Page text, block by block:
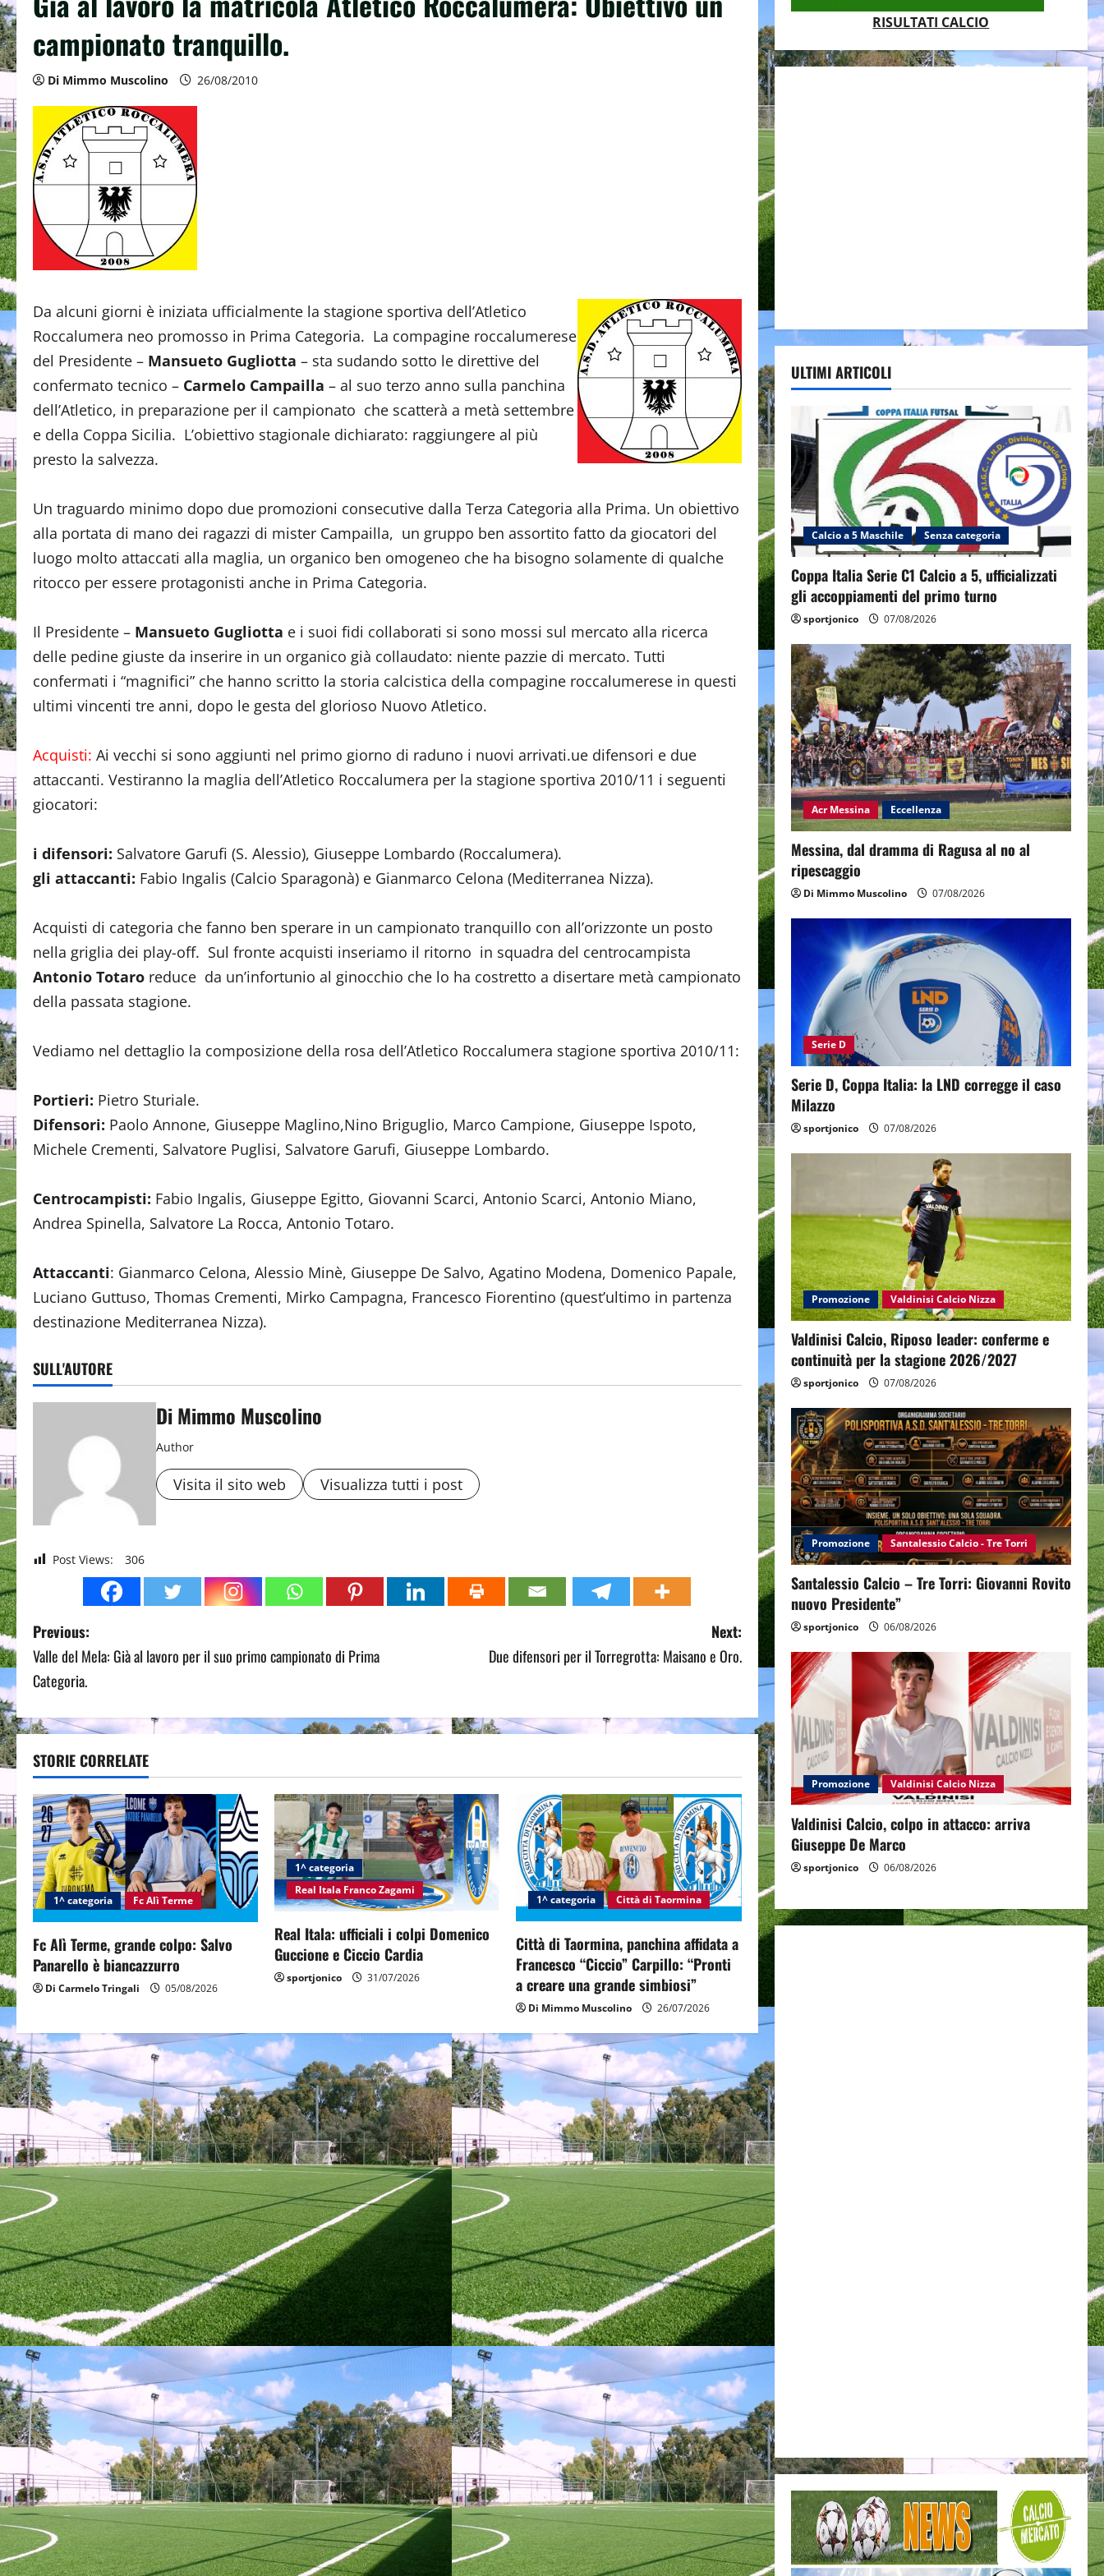
campionato tranquillo.
Di Mimmo Muscolino 26/08/2010
Da alcuni giorni è iniziata ufficialmente la stagione sportiva dell’Atletico
Roccalumera neo promosso in Prima Categoria. La compagine roccalumerese
del Presidente – Mansueto Gugliotta – sta sudando sotto le direttive del
confermato tecnico – Carmelo Campailla – al suo terzo anno sulla panchina
dell’Atletico, in preparazione per il campionato che scatterà a metà settembre
e della Coppa Sicilia. L’obiettivo stagionale dichiarato: raggiungere al più
presto la salvezza.
Un traguardo minimo dopo due promozioni consecutive dalla Terza Categoria alla Prima. Un obiettivo
alla portata di mano dei ragazzi di mister Campailla, un gruppo ben assortito fatto da giocatori del
luogo molto attaccati alla maglia, un organico ben omogeneo che ha bisogno solamente di qualche
ritocco per essere protagonisti anche in Prima Categoria.
Il Presidente – Mansueto Gugliotta e i suoi fidi collaborati si sono mossi sul mercato alla ricerca
delle pedine giuste da inserire in un organico già collaudato: niente pazzie di mercato. Tutti
confermati i “magnifici” che hanno scritto la storia calcistica della compagine roccalumerese in questi
ultimi vincenti tre anni, dopo le gesta del glorioso Nuovo Atletico.
Acquisti: Ai vecchi si sono aggiunti nel primo giorno di raduno i nuovi arrivati.ue difensori e due
attaccanti. Vestiranno la maglia dell’Atletico Roccalumera per la stagione sportiva 2010/11 i seguenti
giocatori:
i difensori: Salvatore Garufi (S. Alessio), Giuseppe Lombardo (Roccalumera).
gli attaccanti: Fabio Ingalis (Calcio Sparagonà) e Gianmarco Celona (Mediterranea Nizza).
Acquisti di categoria che fanno ben sperare in un campionato tranquillo con all’orizzonte un posto
nella griglia dei play-off. Sul fronte acquisti inseriamo il ritorno in squadra del centrocampista
Antonio Totaro reduce da un’infortunio al ginocchio che lo ha costretto a disertare metà campionato
della passata stagione.
Vediamo nel dettaglio la composizione della rosa dell’Atletico Roccalumera stagione sportiva 2010/11:
Portieri: Pietro Sturiale.
Difensori: Paolo Annone, Giuseppe Maglino,Nino Briguglio, Marco Campione, Giuseppe Ispoto,
Michele Crementi, Salvatore Puglisi, Salvatore Garufi, Giuseppe Lombardo.
Centrocampisti: Fabio Ingalis, Giuseppe Egitto, Giovanni Scarci, Antonio Scarci, Antonio Miano,
Andrea Spinella, Salvatore La Rocca, Antonio Totaro.
Attaccanti: Gianmarco Celona, Alessio Minè, Giuseppe De Salvo, Agatino Modena, Domenico Papale,
Luciano Guttuso, Thomas Crementi, Mirko Campagna, Francesco Fiorentino (quest’ultimo in partenza
destinazione Mediterranea Nizza).
SULL'AUTORE
Di Mimmo Muscolino
Author
Visita il sito web Visualizza tutti i post
Post Views: 306
P
o
t
n
a
v
i
g
a
t
o
n
Previous:
Valle del Mela: Già al lavoro per il suo primo campionato di Prima
Categoria.
Next:
Due difensori per il Torregrotta: Maisano e Oro.
STORIE CORRELATE
1^ categoria Fc Alì Terme
Fc Alì Terme, grande colpo: Salvo
Panarello è biancazzurro
Di Carmelo Tringali 05/08/2026
1^ categoria
Real Itala Franco Zagami
Real Itala: ufficiali i colpi Domenico
Guccione e Ciccio Cardia
sportjonico 31/07/2026
1^ categoria Città di Taormina
Città di Taormina, panchina affidata a
Francesco “Ciccio” Carpillo: “Pronti
a creare una grande simbiosi”
Di Mimmo Muscolino 26/07/2026
RISULTATI CALCIO
ULTIMI ARTICOLI
Calcio a 5 Maschile Senza categoria
Coppa Italia Serie C1 Calcio a 5, ufficializzati
gli accoppiamenti del primo turno
sportjonico 07/08/2026
Acr Messina Eccellenza
Messina, dal dramma di Ragusa al no al
ripescaggio
Di Mimmo Muscolino 07/08/2026
Serie D
Serie D, Coppa Italia: la LND corregge il caso
Milazzo
sportjonico 07/08/2026
Promozione Valdinisi Calcio Nizza
Valdinisi Calcio, Riposo leader: conferme e
continuità per la stagione 2026/2027
sportjonico 07/08/2026
Promozione Santalessio Calcio - Tre Torri
Santalessio Calcio – Tre Torri: Giovanni Rovito
nuovo Presidente”
sportjonico 06/08/2026
Promozione Valdinisi Calcio Nizza
Valdinisi Calcio, colpo in attacco: arriva
Giuseppe De Marco
sportjonico 06/08/2026